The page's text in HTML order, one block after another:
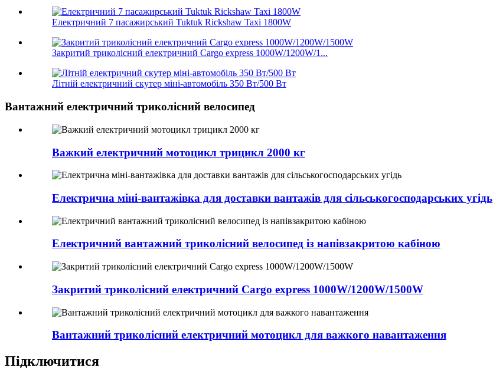
Електричний 7 пасажирський Tuktuk Rickshaw Taxi 1800W
Закритий триколісний електричний Cargo express 1000W/1200W/1...
Літній електричний скутер міні-автомобіль 350 Вт/500 Вт
Вантажний електричний триколісний велосипед
Важкий електричний мотоцикл трицикл 2000 кг
Електрична міні-вантажівка для доставки вантажів для сільськогосподарських угідь
Електричний вантажний триколісний велосипед із напівзакритою кабіною
Закритий триколісний електричний Cargo express 1000W/1200W/1500W
Вантажний триколісний електричний мотоцикл для важкого навантаження
Підключитися